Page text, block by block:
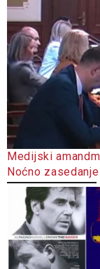
Medijski
Noćno